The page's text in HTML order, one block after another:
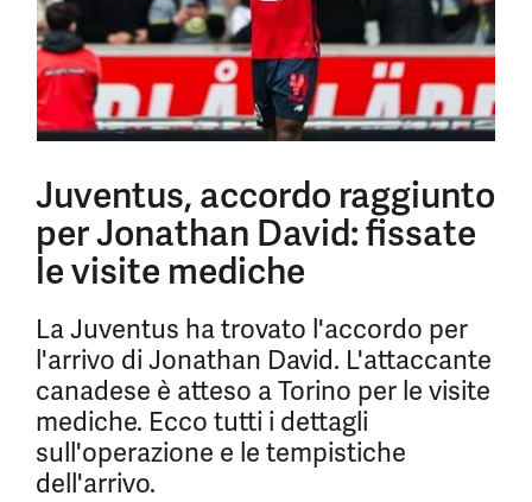
Juventus, accordo raggiunto
per Jonathan David: fissate
le visite mediche
La Juventus ha trovato l'accordo per
l'arrivo di Jonathan David. L'attaccante
canadese è atteso a Torino per le visite
mediche. Ecco tutti i dettagli
sull'operazione e le tempistiche
dell'arrivo.